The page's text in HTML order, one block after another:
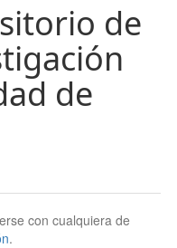
de
de
con cualquiera de
.